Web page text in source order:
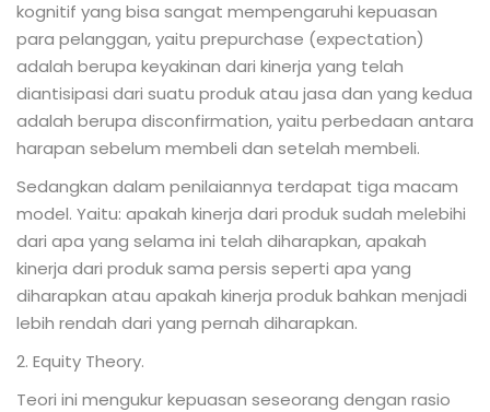
kognitif yang bisa sangat mempengaruhi kepuasan
para pelanggan, yaitu prepurchase (expectation)
adalah berupa keyakinan dari kinerja yang telah
diantisipasi dari suatu produk atau jasa dan yang kedua
adalah berupa disconfirmation, yaitu perbedaan antara
harapan sebelum membeli dan setelah membeli.
Sedangkan dalam penilaiannya terdapat tiga macam
model. Yaitu: apakah kinerja dari produk sudah melebihi
dari apa yang selama ini telah diharapkan, apakah
kinerja dari produk sama persis seperti apa yang
diharapkan atau apakah kinerja produk bahkan menjadi
lebih rendah dari yang pernah diharapkan.
2. Equity Theory.
Teori ini mengukur kepuasan seseorang dengan rasio